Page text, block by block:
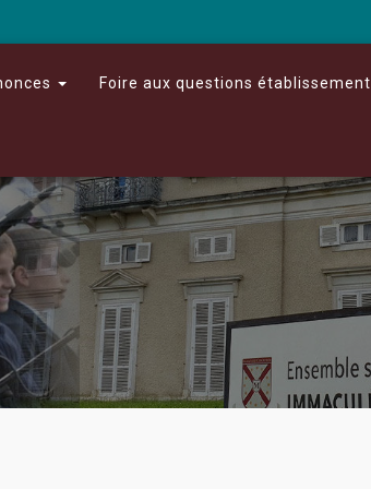
Foire aux questions établissement